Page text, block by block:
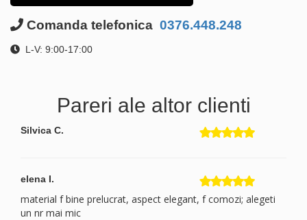
Comanda telefonica 0376.448.248
L-V: 9:00-17:00
Pareri ale altor clienti
Silvica C.
elena I.
material f bine prelucrat, aspect elegant, f comozi; alegeti
un nr mai mic